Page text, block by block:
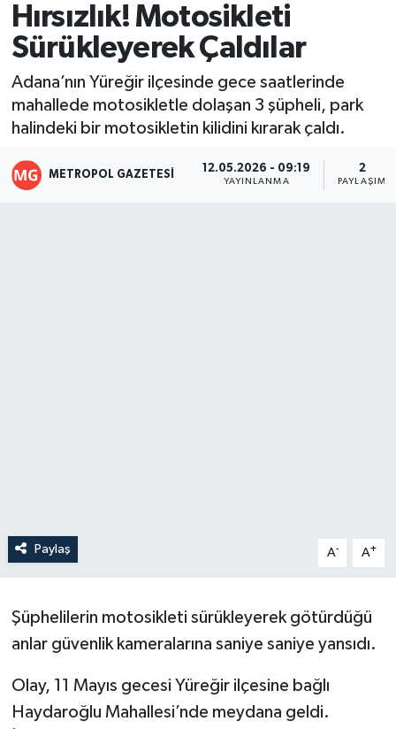
Hırsızlık! Motosikleti
Sürükleyerek Çaldılar
Adana’nın Yüreğir ilçesinde gece saatlerinde
mahallede motosikletle dolaşan 3 şüpheli, park
halindeki bir motosikletin kilidini kırarak çaldı.
METROPOL GAZETESI 12.05.2026 - 09:19
YAYINLANMA
2
PAYLAŞIM
Paylaş A- A+
Şüphelilerin motosikleti sürükleyerek götürdüğü
anlar güvenlik kameralarına saniye saniye yansıdı.
Olay, 11 Mayıs gecesi Yüreğir ilçesine bağlı
Haydaroğlu Mahallesi’nde meydana geldi.
Resmi İlanlar